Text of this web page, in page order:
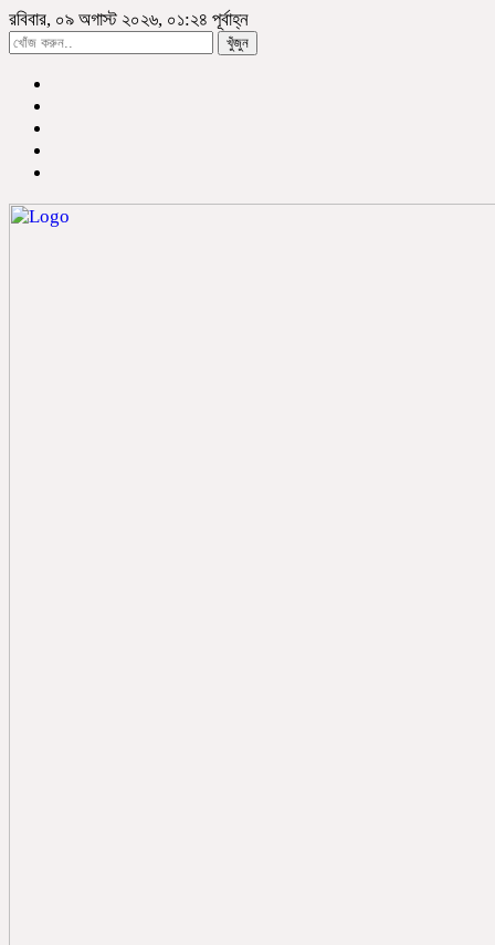
রবিবার, ০৯ অগাস্ট ২০২৬, ০১:২৪ পূর্বাহ্ন
খুঁজুন